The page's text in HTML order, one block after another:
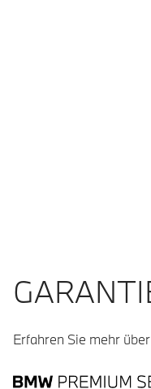
Erfahren Sie mehr